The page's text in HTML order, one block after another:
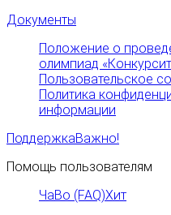
Документы
Положение о
олимпиад
Пользовательское
Политика
информации
ПоддержкаВажно!
Помощь пользователям
ЧаВо (FAQ)Хит